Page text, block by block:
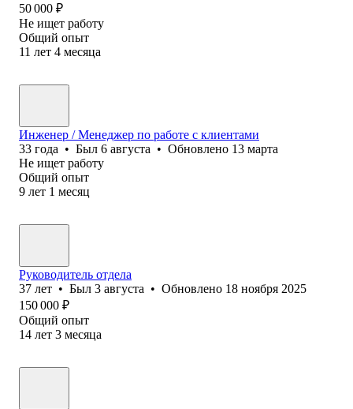
50 000 ₽
Не ищет работу
Общий опыт
11 лет 4 месяца
Инженер / Менеджер по работе с клиентами
33 года • Был 6 августа • Обновлено 13 марта
Не ищет работу
Общий опыт
9 лет 1 месяц
Руководитель отдела
37 лет • Был 3 августа • Обновлено 18 ноября 2025
150 000 ₽
Общий опыт
14 лет 3 месяца